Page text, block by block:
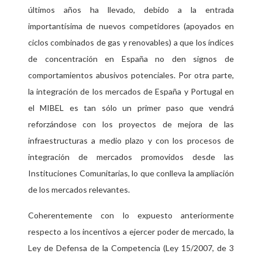
últimos años ha llevado, debido a la entrada
importantísima de nuevos competidores (apoyados en
ciclos combinados de gas y renovables) a que los índices
de concentración en España no den signos de
comportamientos abusivos potenciales. Por otra parte,
la integración de los mercados de España y Portugal en
el MIBEL es tan sólo un primer paso que vendrá
reforzándose con los proyectos de mejora de las
infraestructuras a medio plazo y con los procesos de
integración de mercados promovidos desde las
Instituciones Comunitarias, lo que conlleva la ampliación
de los mercados relevantes.
Coherentemente con lo expuesto anteriormente
respecto a los incentivos a ejercer poder de mercado, la
Ley de Defensa de la Competencia (Ley 15/2007, de 3